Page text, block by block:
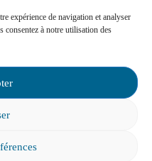
expérience de navigation et analyser
consentez à notre utilisation des